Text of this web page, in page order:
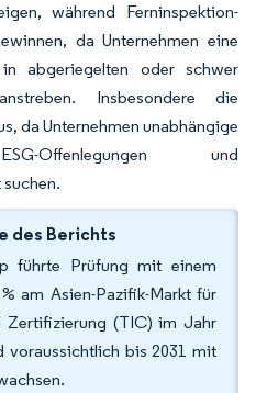
während Ferninspektion-
da Unternehmen eine
abgeriegelten oder schwer
Insbesondere die
da Unternehmen unabhängige
Offenlegungen und
des Berichts
führte Prüfung mit einem
am Asien-Pazifik-Markt für
Zertifizierung (TIC) im Jahr
voraussichtlich bis 2031 mit